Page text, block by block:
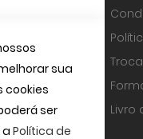
investindo em
precisão, na
avançada e
técnicos
Livro
sua
cookies
ser
Política de